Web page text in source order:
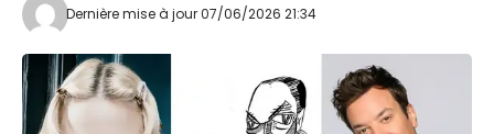
Dernière mise à jour 07/06/2026 21:34